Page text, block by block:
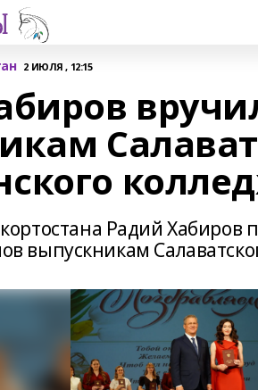
2 ИЮЛЯ , 12:15
Радий Хабиров
выпускникам